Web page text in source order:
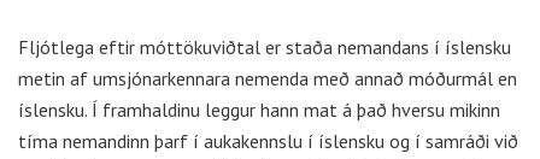
Fljótlega eftir móttökuviðtal er staða nemandans í íslensku
metin af umsjónarkennara nemenda með annað móðurmál en
íslensku. Í framhaldinu leggur hann mat á það hversu mikinn
tíma nemandinn þarf í aukakennslu í íslensku og í samráði við